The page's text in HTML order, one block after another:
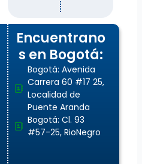
Encuentrano
s en Bogotá:
Bogotá: Avenida
Carrera 60 #17 25,
Localidad de
Puente Aranda
Bogotá: Cl. 93
#57-25, RioNegro